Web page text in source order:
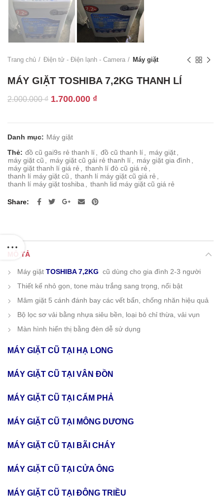
Trang chủ Điện tử - Điện lạnh - Camera Máy giặt
MÁY GIẶT TOSHIBA 7,2KG THANH LÍ
2.000.000₫ Giá
1.700.000 ₫Giá
Danh mục: Máy giặt
Thẻ: đồ cũ gai9s rẻ thanh lí đồ cũ thanh lí máy giặt
máy giặt cũ
máy giặt cũ gái rẻ thanh lí máy giặt gia đình
máy giặt thanh lí giá rẻ
thanh lí đò cũ giá rẻ
thanh lí máy giặt cũ
thanh lí máy giặt cũ giá rẻ
thanh lí máy giặt toshiba
thanh lid máy giặt cũ giá rẻ
Share
MÔ TẢ
Máy giặt TOSHIBA 7,2KG cũ dùng cho gia đình 2-3 người
Thiết kế nhỏ gọn, tone màu trắng sang trọng, nổi bật
Mâm giặt 5 cánh đánh bay các vết bẩn, chống nhăn hiệu quả
Bộ lọc sơ vải bằng nhựa siêu bền, loại bỏ chỉ thừa, vải vụn
Màn hình hiển thị bằng đèn dễ sử dụng
MÁY GIẶT CŨ TẠI HẠ LONG
MÁY GIẶT CŨ TẠI VÂN ĐỒN
MÁY GIẶT CŨ TẠI CẨM PHẢ
MÁY GIẶT CŨ TẠI MÔNG DƯƠNG
MÁY GIẶT CŨ TẠI BÃI CHÁY
MÁY GIẶT CŨ TẠI CỬA ÔNG
MÁY GIẶT CŨ TẠI ĐÔNG TRIỀU